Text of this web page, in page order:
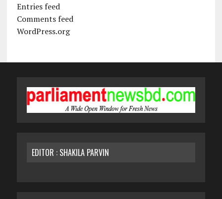
Entries feed
Comments feed
WordPress.org
EDITOR : SHAKILA PARVIN